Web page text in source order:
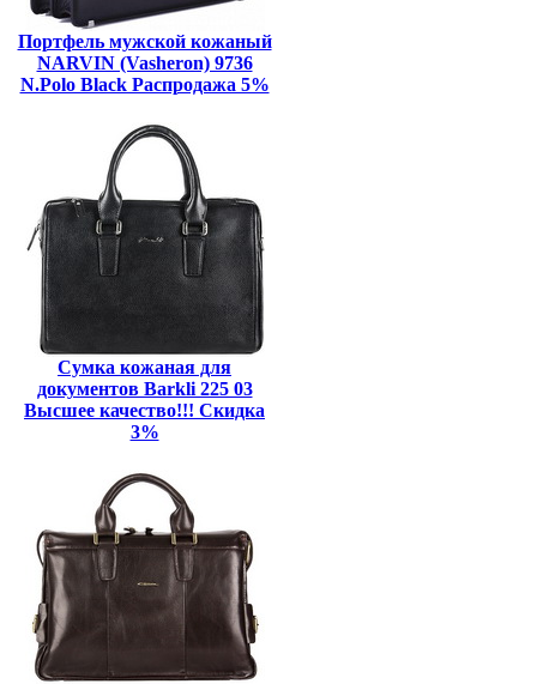
Портфель мужской кожаный
NARVIN (Vasheron) 9736
N.Polo Black Распродажа 5%
Сумка кожаная для
документов Barkli 225 03
Высшее качество!!! Скидка
3%